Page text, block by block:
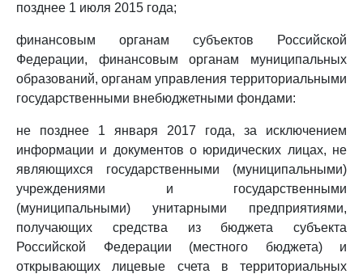
позднее 1 июля 2015 года;
финансовым органам субъектов Российской
Федерации, финансовым органам муниципальных
образований, органам управления территориальными
государственными внебюджетными фондами:
не позднее 1 января 2017 года, за исключением
информации и документов о юридических лицах, не
являющихся государственными (муниципальными)
учреждениями и государственными
(муниципальными) унитарными предприятиями,
получающих средства из бюджета субъекта
Российской Федерации (местного бюджета) и
открывающих лицевые счета в территориальных